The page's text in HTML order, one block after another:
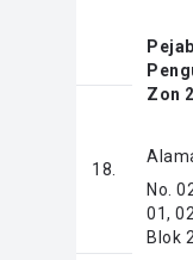
Zon 2
No.
01,
Blok 2
18.